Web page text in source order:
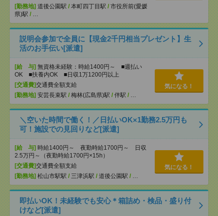
[勤務地] 道後公園駅 / 本町四丁目駅 / 市役所前(愛媛
県)駅 / …
説明会参加で全員に【現金2千円相当プレゼント】生
活のお手伝い[派遣]
[給 与] 無資格未経験：時給1400円～ ■週払い
OK ■扶養内OK ■日収1万1200円以上
[交通費]交通費全額支給
[勤務地] 安芸長束駅 / 梅林(広島県)駅 / 伴駅 / …
気になる！
＼空いた時間で働く！／日払いOK×1勤務2.5万円も
可！施設での見回りなど[派遣]
[給 与] 時給1400円～ 夜勤時給1700円～ 日収
2.5万円～（夜勤時給1700円×15h）
[交通費]交通費全額支給
[勤務地] 松山市駅駅 / 三津浜駅 / 道後公園駅 / …
気になる！
即払いOK！未経験でも安心＊箱詰め・検品・盛り付
けなど[派遣]